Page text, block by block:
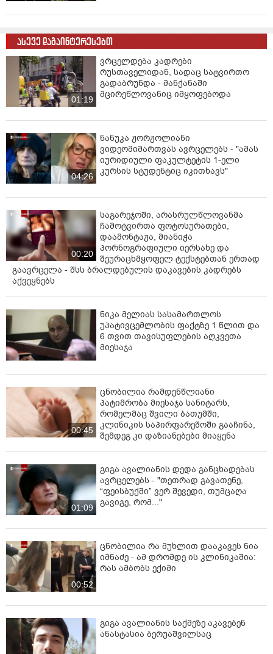
ასევე დაგაინტერესებთ
01:19
ვრცელდება კადრები
რუსთაველიდან, სადაც სატვირთო
გადაბრუნდა - მანქანაში
მცირეწლოვანიც იმყოფებოდა
04:26
ნანუკა ჟორჟოლიანი
ვიდეომიმართვას ავრცელებს - "ამას
იურიდიული ფაკულტეტის 1-ელი
კურსის სტუდენტიც იკითხავს"
00:20
საგარეჯოში, არასრულწლოვანმა
ჩამოტვირთა ფოტოსურათები,
დაამონტაჟა, მიანიჭა
პორნოგრაფიული იერსახე და
შეურაცხმყოფელ ტექსტებთან ერთად
გაავრცელა - შსს ბრალდებულის დაკავების კადრებს
აქვეყნებს
ნიკა მელიას სასამართლოს
უპატივცემლობის ფაქტზე 1 წლით და
6 თვით თავისუფლების აღკვეთა
მიესაჯა
00:45
ცნობილია რამდენწლიანი
პატიმრობა მიესაჯა სანიტარს,
რომელმაც შვილი ბათუმში,
კლინიკის საპირფარეშოში გააჩინა,
შემდეგ კი დაზიანებები მიაყენა
01:09
გიგა ავალიანის დედა განცხადებას
ავრცელებს - "თეთრად გავათენე,
“ფეისბუქში” ვერ შევედი, თუმცაღა
გავიგე, რომ..."
00:52
ცნობილია რა მუხლით დააკავეს ნია
იმნაძე - ამ დრომდე ის კლინიკაშია:
რას ამბობს ექიმი
გიგა ავალიანის საქმეზე აკავებენ
ანასტასია ბერუაშვილსაც